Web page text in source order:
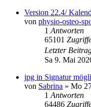
Version 22.4/
von physio-osteo-
1 Antworten
65101
Letzter
Sa 9. Mai
jpg in Signatur
von Sabrina » Mo
1 Antworten
64486